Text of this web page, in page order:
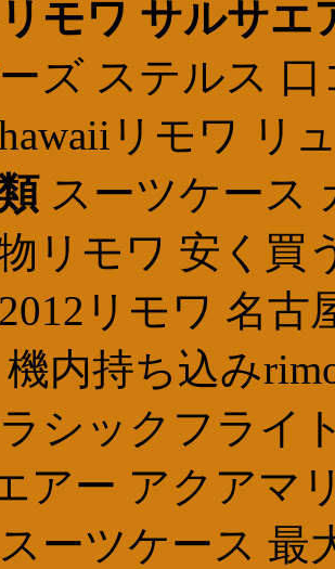
リモワ サルサエ
ズ ステルス
リモワ リ
スーツケース
リモワ 安く買
リモワ 名
内持ち込み
シックフライ
アー アクアマ
ーツケース 最